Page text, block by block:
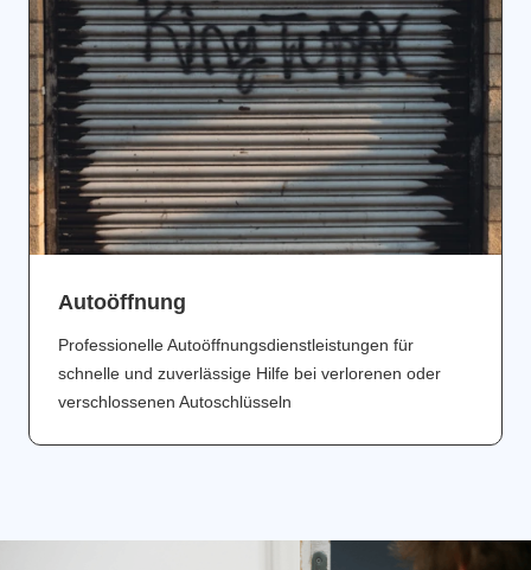
Аutoöffnung
Professionelle Autoöffnungsdienstleistungen für
schnelle und zuverlässige Hilfe bei verlorenen oder
verschlossenen Autoschlüsseln